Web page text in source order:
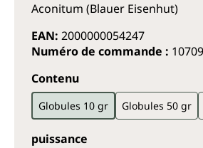
Aconitum (Blauer Eisenhut)
EAN: 2000000054247
Numéro de commande : 10709
Sélectionnez
Contenu
Globules 10 gr Globules 50 gr
Sélectionnez
puissance